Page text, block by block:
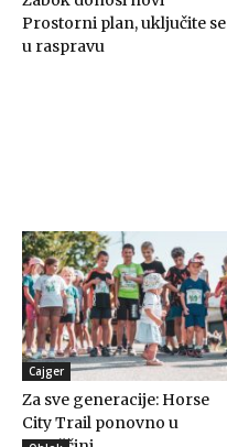
Prostorni plan, uključite se
u raspravu
Cajger
Za sve generacije: Horse
City Trail ponovno u